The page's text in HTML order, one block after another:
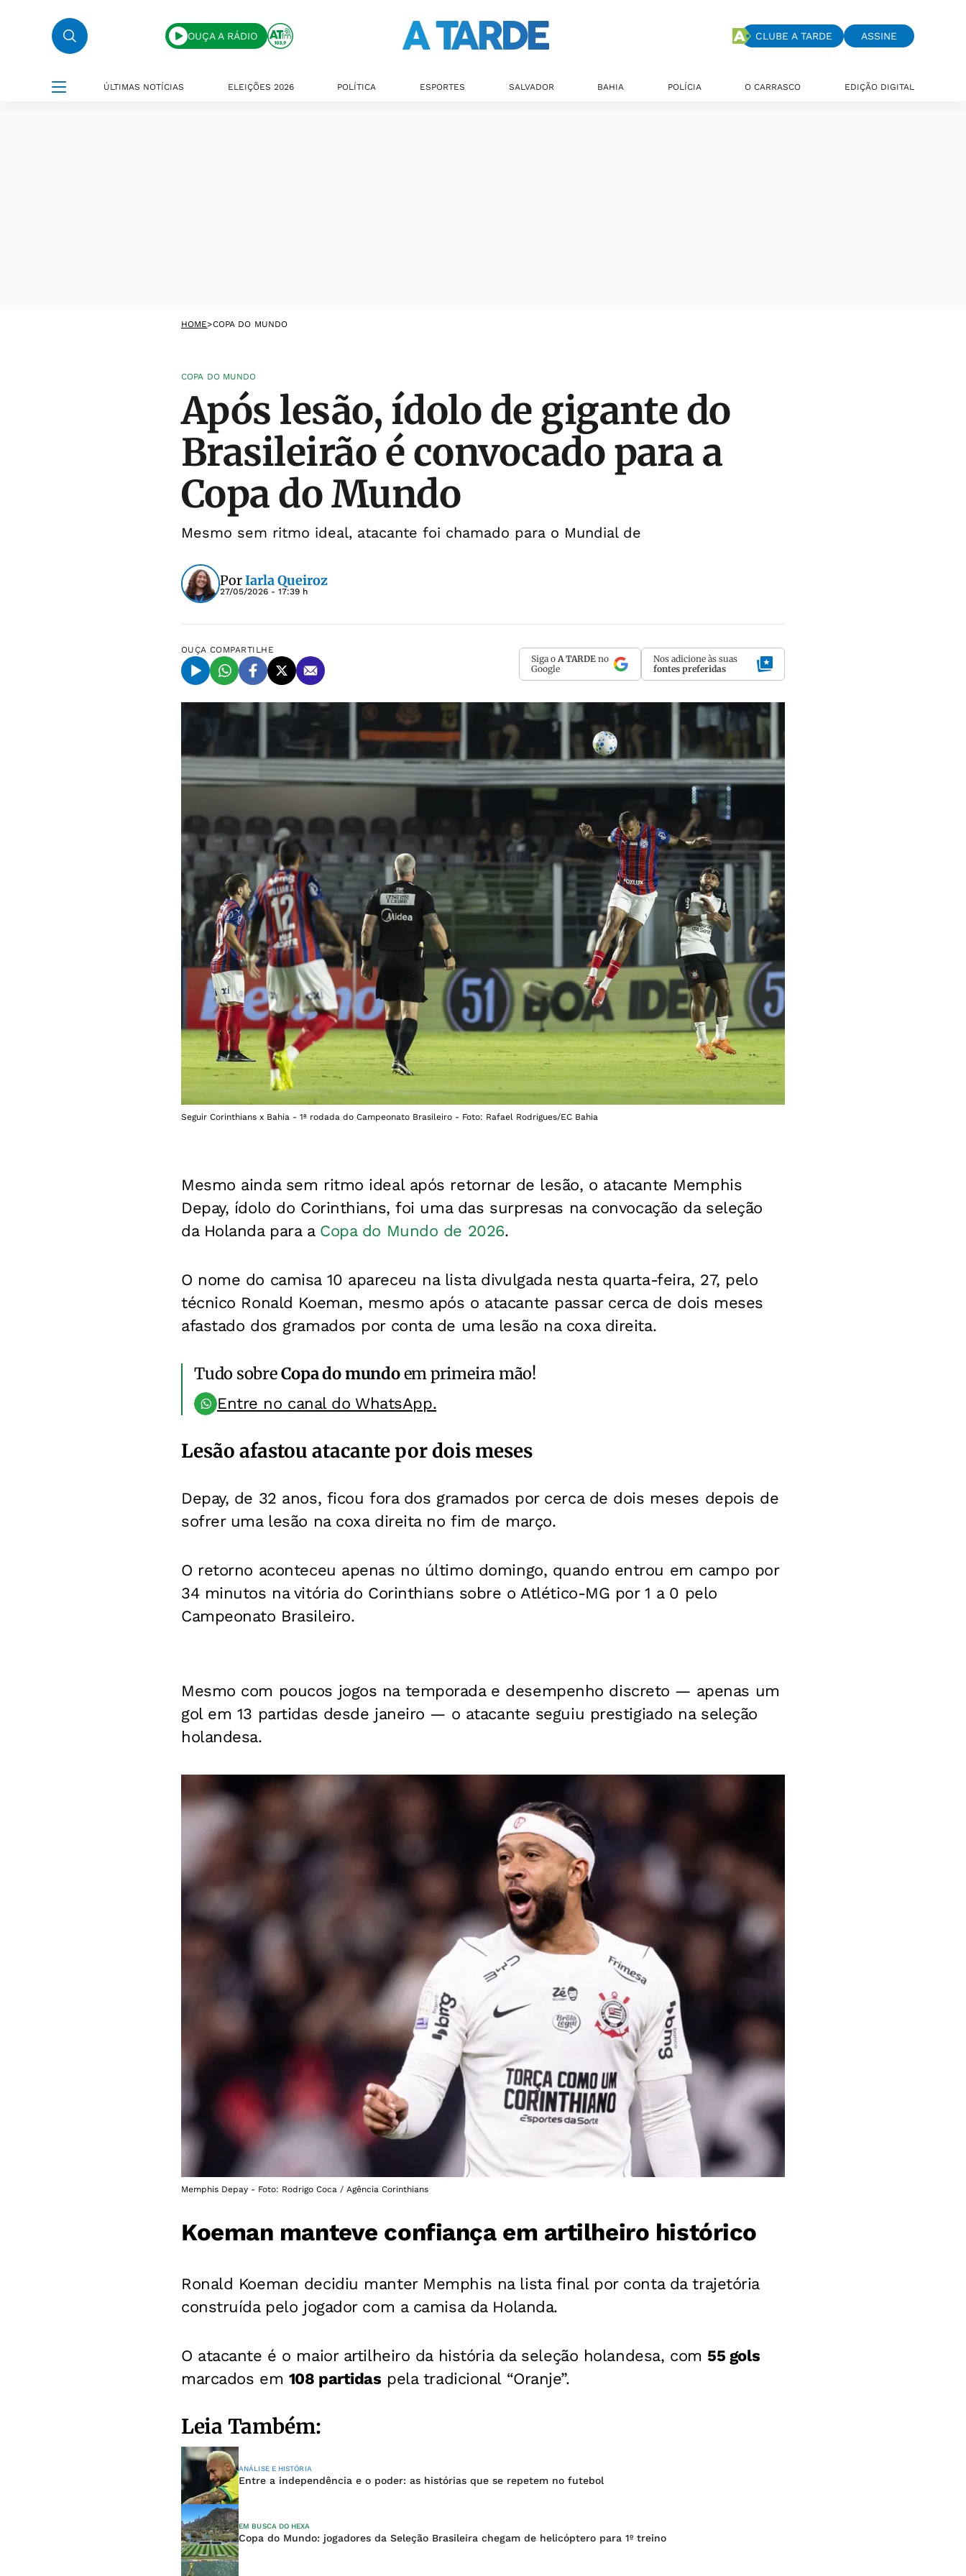
OUÇA A RÁDIO CLUBE A TARDE ASSINE
ÚLTIMAS NOTÍCIAS ELEIÇÕES 2026 POLÍTICA ESPORTES SALVADOR BAHIA POLÍCIA O CARRASCO EDIÇÃO DIGITAL
HOME>COPA DO MUNDO
COPA DO MUNDO
Após lesão, ídolo de gigante do
Brasileirão é convocado para a
Copa do Mundo
Mesmo sem ritmo ideal, atacante foi chamado para o Mundial de
PorIarla Queiroz
27/05/2026 - 17:39 h
OUÇA COMPARTILHE
Siga o A TARDE no
Google
Nos adicione às suas
fontes preferidas
Seguir Corinthians x Bahia - 1ª rodada do Campeonato Brasileiro - Foto: Rafael Rodrigues/EC Bahia
Mesmo ainda sem ritmo ideal após retornar de lesão, o atacante Memphis
Depay, ídolo do Corinthians, foi uma das surpresas na convocação da seleção
da Holanda para a Copa do Mundo de 2026.
O nome do camisa 10 apareceu na lista divulgada nesta quarta-feira, 27, pelo
técnico Ronald Koeman, mesmo após o atacante passar cerca de dois meses
afastado dos gramados por conta de uma lesão na coxa direita.
Tudo sobreCopa do mundoem primeira mão!
Entre no canal do WhatsApp.
Lesão afastou atacante por dois meses
Depay, de 32 anos, ficou fora dos gramados por cerca de dois meses depois de
sofrer uma lesão na coxa direita no fim de março.
O retorno aconteceu apenas no último domingo, quando entrou em campo por
34 minutos na vitória do Corinthians sobre o Atlético-MG por 1 a 0 pelo
Campeonato Brasileiro.
Mesmo com poucos jogos na temporada e desempenho discreto — apenas um
gol em 13 partidas desde janeiro — o atacante seguiu prestigiado na seleção
holandesa.
Memphis Depay - Foto: Rodrigo Coca / Agência Corinthians
Koeman manteve confiança em artilheiro histórico
Ronald Koeman decidiu manter Memphis na lista final por conta da trajetória
construída pelo jogador com a camisa da Holanda.
O atacante é o maior artilheiro da história da seleção holandesa, com55 gols
marcados em 108 partidas pela tradicional “Oranje”.
Leia Também:
ANÁLISE E HISTÓRIA
Entre a independência e o poder: as histórias que se repetem no futebol
EM BUSCA DO HEXA
Copa do Mundo: jogadores da Seleção Brasileira chegam de helicóptero para 1º treino